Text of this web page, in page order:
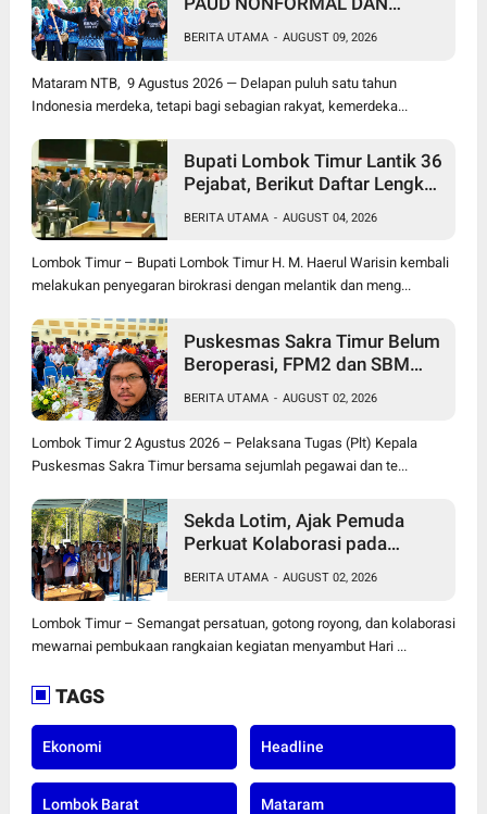
MENUNGGU KEADILAN
BERITA UTAMA - AUGUST 09, 2026
Mataram NTB, 9 Agustus 2026 — Delapan puluh satu tahun
Indonesia merdeka, tetapi bagi sebagian rakyat, kemerdeka...
Bupati Lombok Timur Lantik 36
Pejabat, Berikut Daftar Lengkap
Baru
BERITA UTAMA - AUGUST 04, 2026
Lombok Timur – Bupati Lombok Timur H. M. Haerul Warisin kembali
melakukan penyegaran birokrasi dengan melantik dan meng...
Puskesmas Sakra Timur Belum
Beroperasi, FPM2 dan SBM
Plt Kepala Puskesmas serta
Tenaga Kesehatan
BERITA UTAMA - AUGUST 02, 2026
Lombok Timur 2 Agustus 2026 – Pelaksana Tugas (Plt) Kepala
Puskesmas Sakra Timur bersama sejumlah pegawai dan te...
Sekda Lotim, Ajak Pemuda
Perkuat Kolaborasi pada
Kegiatan Menyambut HUT ke-
81 Kemerdekaan RI di Desa
Surabaya Utara
BERITA UTAMA - AUGUST 02, 2026
Lombok Timur – Semangat persatuan, gotong royong, dan kolaborasi
mewarnai pembukaan rangkaian kegiatan menyambut Hari ...
TAGS
Ekonomi Headline
Lombok Barat Mataram